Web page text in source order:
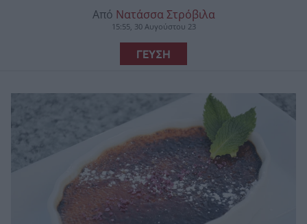
Από Νατάσσα Στρόβιλα
15:55, 30 Αυγούστου 23
ΓΕΥΣΗ